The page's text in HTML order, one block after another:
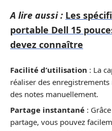
A lire aussi : Les
portable Dell 15
devez connaître
Facilité d’utilisation : La
réaliser des
des notes manuellement.
Partage instantané :
partage, vous pouvez